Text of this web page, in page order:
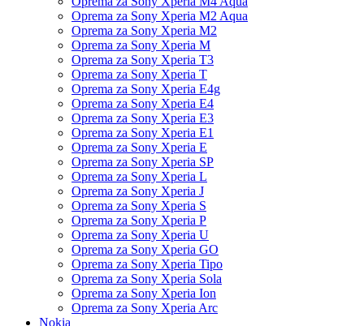
Oprema za Sony Xperia M2 Aqua
Oprema za Sony Xperia M2
Oprema za Sony Xperia M
Oprema za Sony Xperia T3
Oprema za Sony Xperia T
Oprema za Sony Xperia E4g
Oprema za Sony Xperia E4
Oprema za Sony Xperia E3
Oprema za Sony Xperia E1
Oprema za Sony Xperia E
Oprema za Sony Xperia SP
Oprema za Sony Xperia L
Oprema za Sony Xperia J
Oprema za Sony Xperia S
Oprema za Sony Xperia P
Oprema za Sony Xperia U
Oprema za Sony Xperia GO
Oprema za Sony Xperia Tipo
Oprema za Sony Xperia Sola
Oprema za Sony Xperia Ion
Oprema za Sony Xperia Arc
Nokia